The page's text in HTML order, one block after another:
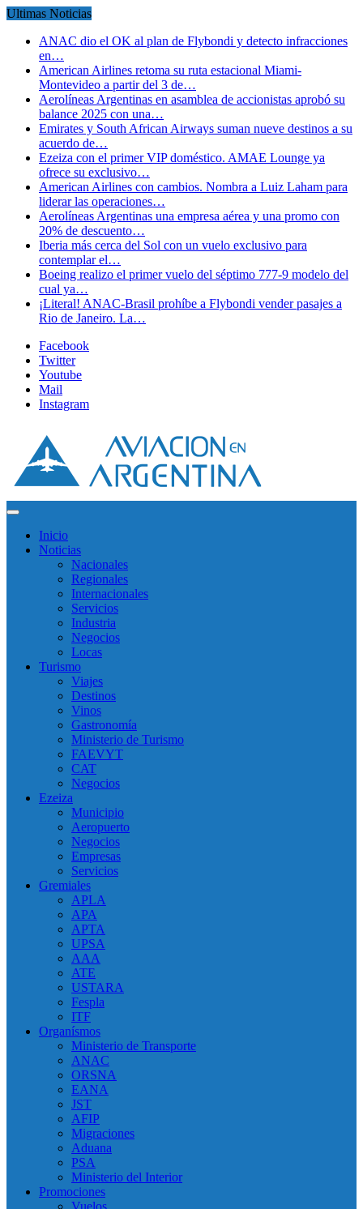
Ultimas Noticias
ANAC dio el OK al plan de Flybondi y detecto infracciones
en…
American Airlines retoma su ruta estacional Miami-
Montevideo a partir del 3 de…
Aerolíneas Argentinas en asamblea de accionistas aprobó su
balance 2025 con una…
Emirates y South African Airways suman nueve destinos a su
acuerdo de…
Ezeiza con el primer VIP doméstico. AMAE Lounge ya
ofrece su exclusivo…
American Airlines con cambios. Nombra a Luiz Laham para
liderar las operaciones…
Aerolíneas Argentinas una empresa aérea y una promo con
20% de descuento…
Iberia más cerca del Sol con un vuelo exclusivo para
contemplar el…
Boeing realizo el primer vuelo del séptimo 777-9 modelo del
cual ya…
¡Literal! ANAC-Brasil prohíbe a Flybondi vender pasajes a
Rio de Janeiro. La…
Facebook
Twitter
Youtube
Mail
Instagram
Inicio
Noticias
Nacionales
Regionales
Internacionales
Servicios
Industria
Negocios
Locas
Turismo
Viajes
Destinos
Vinos
Gastronomía
Ministerio de Turismo
FAEVYT
CAT
Negocios
Ezeiza
Municipio
Aeropuerto
Negocios
Empresas
Servicios
Gremiales
APLA
APA
APTA
UPSA
AAA
ATE
USTARA
Fespla
ITF
Organísmos
Ministerio de Transporte
ANAC
ORSNA
EANA
JST
AFIP
Migraciones
Aduana
PSA
Ministerio del Interior
Promociones
Vuelos